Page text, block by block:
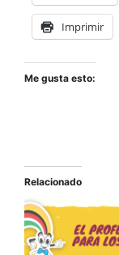
Imprimir
Me gusta esto:
Relacionado